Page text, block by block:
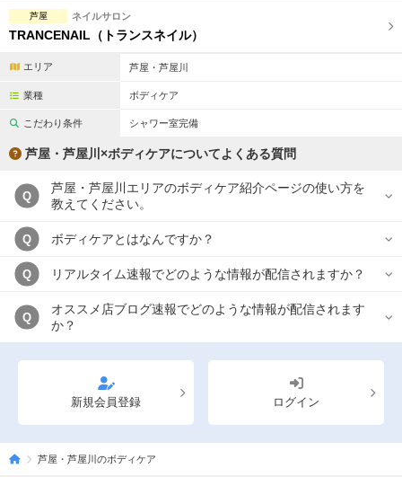
芦屋 ネイルサロン
TRANCENAIL（トランスネイル）
エリア 芦屋・芦屋川
業種 ボディケア
こだわり条件 シャワー室完備
芦屋・芦屋川×ボディケアについてよくある質問
Q
芦屋・芦屋川エリアのボディケア紹介ページの使い方を
教えてください。
Q ボディケアとはなんですか？
Q リアルタイム速報でどのような情報が配信されますか？
Q
オススメ店ブログ速報でどのような情報が配信されます
か？
新規会員登録 ログイン
芦屋・芦屋川のボディケア